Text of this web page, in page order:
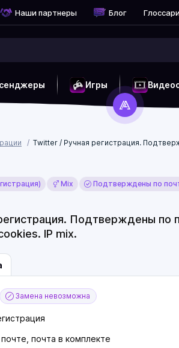
Наши партнеры Блог
Игры
Twitter / Ручная регистрация.
Mix Подтверждены по
Подтверждены по
IP mix.
Замена невозможна
почта в комплекте